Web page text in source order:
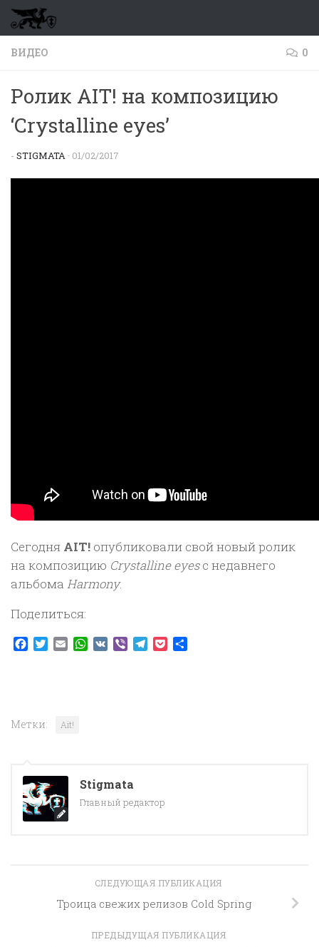
Перейти к содержимому
ВИДЕО 0
Ролик AIT! на композицию
‘Crystalline eyes’
- STIGMATA · 01/02/2017
Сегодня AIT! опубликовали свой новый ролик
на композицию Crystalline eyesс недавнего
альбома Harmony.
Поделиться:
Facebook
TwitterEmailWhatsApp
VK ViberTelegram
Pocket
Метки: Ait!
Stigmata
Главный редактор
СЛЕДУЮЩАЯ ПУБЛИКАЦИЯ
Троица свежих релизов Cold Spring
ПРЕДЫДУЩАЯ ПУБЛИКАЦИЯ